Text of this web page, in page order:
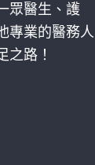
眾醫生、護
專業的醫務人
之路！